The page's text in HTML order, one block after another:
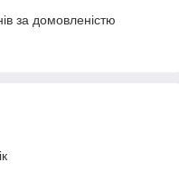
за домовленістю